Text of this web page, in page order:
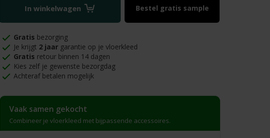
In winkelwagen Bestel gratis sample
Gratis bezorging
Je krijgt 2 jaargarantie op je vloerkleed
Gratis retour binnen 14 dagen
Kies zelf je gewenste bezorgdag
Achteraf betalen mogelijk
Vaak samen gekocht
Combineer je vloerkleed met bijpassende accessoires.